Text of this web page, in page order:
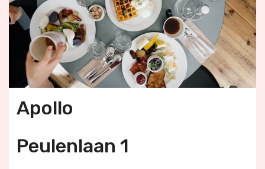
Apollo
Peulenlaan 1